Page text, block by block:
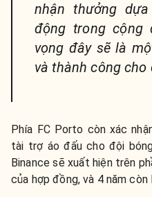
nhận thưởng
động trong cộng
vọng đây sẽ là
và thành công cho
Phía FC Porto còn xác
tài trợ áo đấu cho đội
Binance sẽ xuất hiện trên
của hợp đồng, và 4 năm